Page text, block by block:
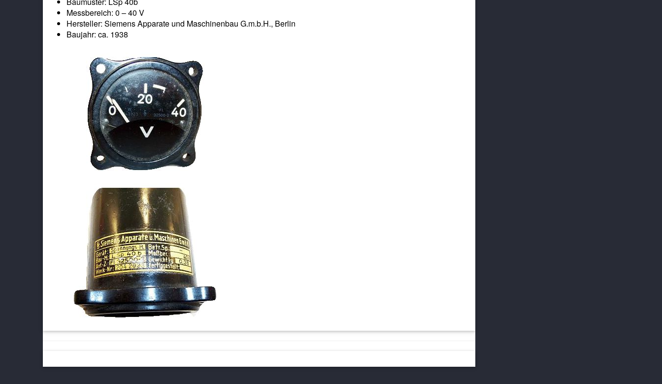
Messbereich: 0 – 40 V
Hersteller: Siemens Apparate und Maschinenbau G.m.b.H., Berlin
Baujahr: ca. 1938